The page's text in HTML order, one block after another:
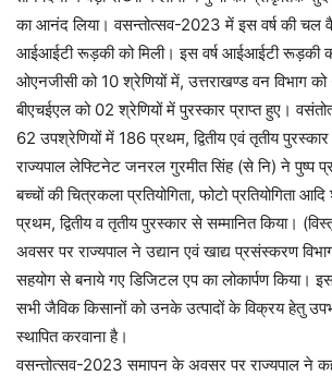
का आनंद लिया। वसन्तोत्सव-2023 में इस वर्ष की चल
आईआईटी रूड़की को मिली। इस वर्ष आईआईटी रूड़की
ओएनजीसी को 10 श्रेणियों में, उत्तराखण्ड वन विभाग
बीएचईएल को 02 श्रेणियों में पुरस्कार प्राप्त हुए।
62 उपश्रेणियों में 186 प्रथम, द्वितीय एवं तृतीय
राज्यपाल लेफ्टिनेट जनरल गुरमीत सिंह (से नि) ने पुष्प
बच्चों की चित्रकला प्रतियोगिता, फोटो प्रतियोगिता
प्रथम, द्वितीय व तृतीय पुरस्कार से सम्मानित किया।
अवसर पर राज्यपाल ने उद्यान एवं खाद्य प्रसंस्करण
सहयोग से बनाये गए डिजिटल एप का लोकार्पण किया।
सभी जैविक किसानों को उनके उत्पादों के विक्रय हेतु
स्थापित करवाना है।
वसन्तोत्सव-2023 समापन के अवसर पर राज्यपाल ने